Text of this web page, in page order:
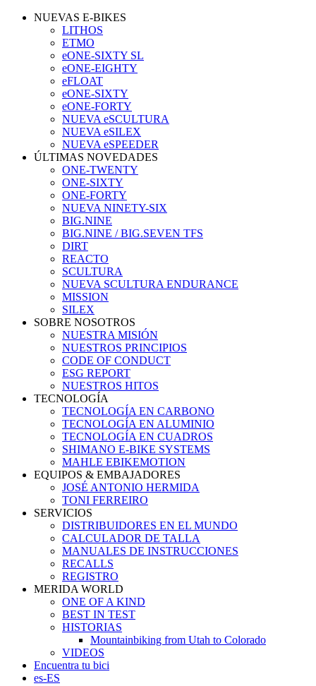
NUEVAS E-BIKES
LITHOS
ETMO
eONE-SIXTY SL
eONE-EIGHTY
eFLOAT
eONE-SIXTY
eONE-FORTY
NUEVA eSCULTURA
NUEVA eSILEX
NUEVA eSPEEDER
ÚLTIMAS NOVEDADES
ONE-TWENTY
ONE-SIXTY
ONE-FORTY
NUEVA NINETY-SIX
BIG.NINE
BIG.NINE / BIG.SEVEN TFS
DIRT
REACTO
SCULTURA
NUEVA SCULTURA ENDURANCE
MISSION
SILEX
SOBRE NOSOTROS
NUESTRA MISIÓN
NUESTROS PRINCIPIOS
CODE OF CONDUCT
ESG REPORT
NUESTROS HITOS
TECNOLOGÍA
TECNOLOGÍA EN CARBONO
TECNOLOGÍA EN ALUMINIO
TECNOLOGÍA EN CUADROS
SHIMANO E-BIKE SYSTEMS
MAHLE EBIKEMOTION
EQUIPOS & EMBAJADORES
JOSÉ ANTONIO HERMIDA
TONI FERREIRO
SERVICIOS
DISTRIBUIDORES EN EL MUNDO
CALCULADOR DE TALLA
MANUALES DE INSTRUCCIONES
RECALLS
REGISTRO
MERIDA WORLD
ONE OF A KIND
BEST IN TEST
HISTORIAS
Mountainbiking from Utah to Colorado
VIDEOS
Encuentra tu bici
es-ES